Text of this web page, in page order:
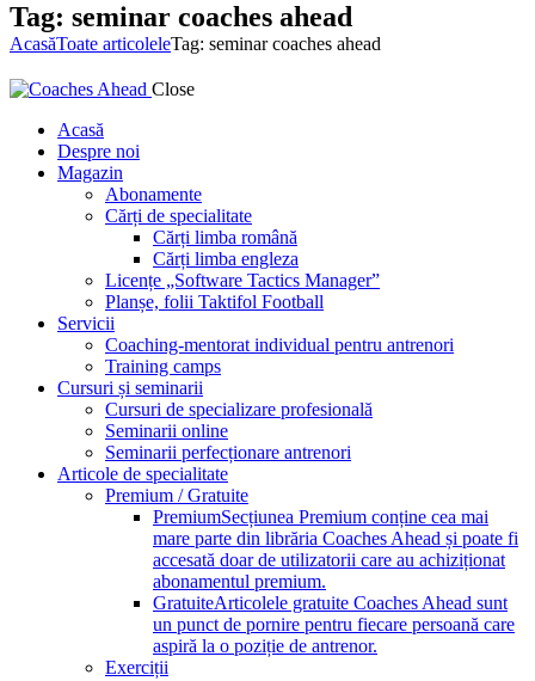
Tag: seminar coaches ahead
AcasăToate articoleleTag: seminar coaches ahead
Close
Acasă
Despre noi
Magazin
Abonamente
Cărți de specialitate
Cărți limba română
Cărți limba engleza
Licențe „Software Tactics Manager”
Planșe, folii Taktifol Football
Servicii
Coaching-mentorat individual pentru antrenori
Training camps
Cursuri și seminarii
Cursuri de specializare profesională
Seminarii online
Seminarii perfecționare antrenori
Articole de specialitate
Premium / Gratuite
PremiumSecțiunea Premium conține cea mai
mare parte din librăria Coaches Ahead și poate fi
accesată doar de utilizatorii care au achiziționat
abonamentul premium.
GratuiteArticolele gratuite Coaches Ahead sunt
un punct de pornire pentru fiecare persoană care
aspiră la o poziție de antrenor.
Exerciții